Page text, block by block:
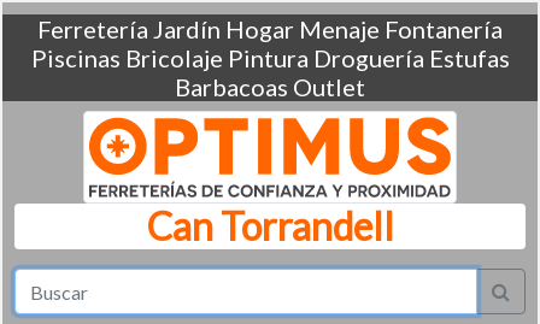
Ferretería Jardín Hogar Menaje Fontanería
Piscinas Bricolaje Pintura Droguería Estufas
Barbacoas Outlet
Can Torrandell